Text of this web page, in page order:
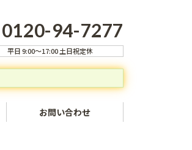
0120-94-7277
平日 9:00～17:00 土日祝定休
お問い合わせ